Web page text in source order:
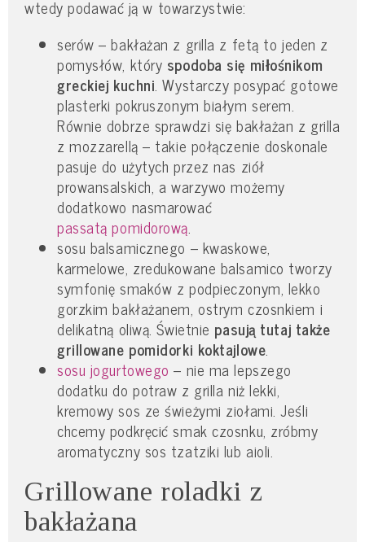
wtedy podawać ją w towarzystwie:
serów – bakłażan z grilla z fetą to jeden z
pomysłów, który spodoba się miłośnikom
greckiej kuchni. Wystarczy posypać gotowe
plasterki pokruszonym białym serem.
Równie dobrze sprawdzi się bakłażan z grilla
z mozzarellą – takie połączenie doskonale
pasuje do użytych przez nas ziół
prowansalskich, a warzywo możemy
dodatkowo nasmarować
passatą pomidorową.
sosu balsamicznego – kwaskowe,
karmelowe, zredukowane balsamico tworzy
symfonię smaków z podpieczonym, lekko
gorzkim bakłażanem, ostrym czosnkiem i
delikatną oliwą. Świetnie pasują tutaj także
grillowane pomidorki koktajlowe.
sosu jogurtowego – nie ma lepszego
dodatku do potraw z grilla niż lekki,
kremowy sos ze świeżymi ziołami. Jeśli
chcemy podkręcić smak czosnku, zróbmy
aromatyczny sos tzatziki lub aioli.
Grillowane roladki z
bakłażana